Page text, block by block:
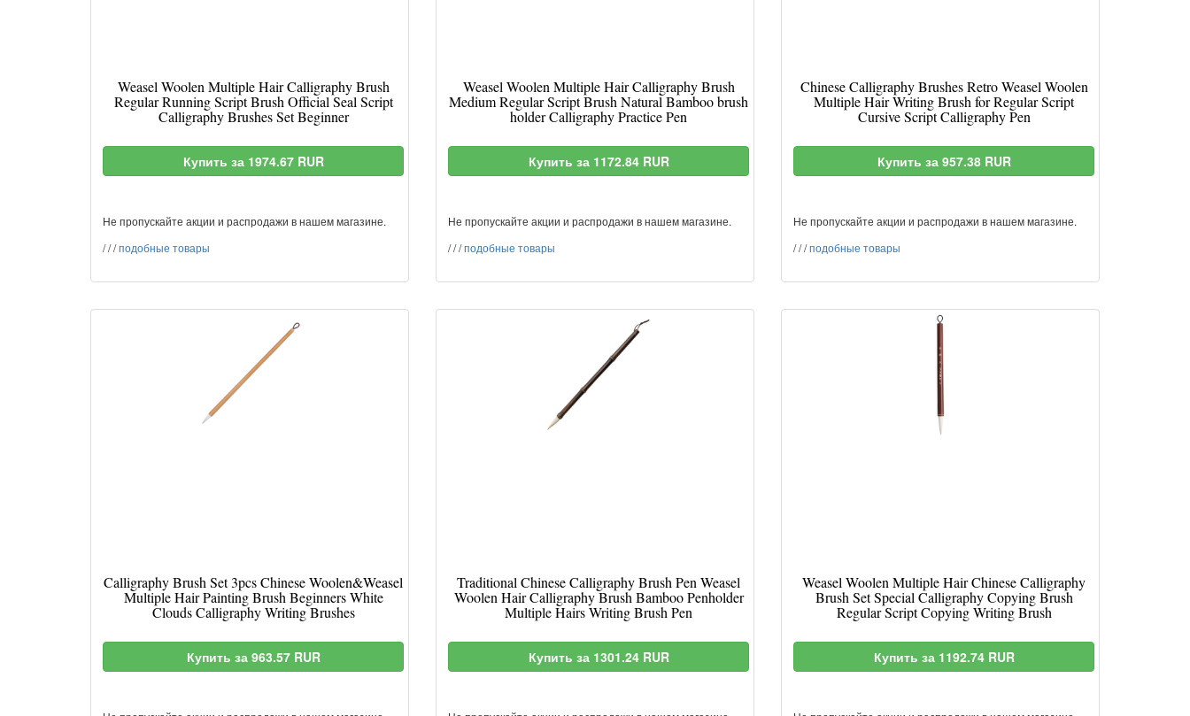
Weasel Woolen Multiple Hair Calligraphy Brush
Regular Running Script Brush Official Seal Script
Calligraphy Brushes Set Beginner
Купить за 1974.67 RUR
Не пропускайте акции и распродажи в нашем магазине.
///подобные товары
Weasel Woolen Multiple Hair Calligraphy Brush
Medium Regular Script Brush Natural Bamboo brush
holder Calligraphy Practice Pen
Купить за 1172.84 RUR
Не пропускайте акции и распродажи в нашем магазине.
///подобные товары
Chinese Calligraphy Brushes Retro Weasel Woolen
Multiple Hair Writing Brush for Regular Script
Cursive Script Calligraphy Pen
Купить за 957.38 RUR
Не пропускайте акции и распродажи в нашем магазине.
///подобные товары
Calligraphy Brush Set 3pcs Chinese Woolen&Weasel
Multiple Hair Painting Brush Beginners White
Clouds Calligraphy Writing Brushes
Купить за 963.57 RUR
Traditional Chinese Calligraphy Brush Pen Weasel
Woolen Hair Calligraphy Brush Bamboo Penholder
Multiple Hairs Writing Brush Pen
Купить за 1301.24 RUR
Weasel Woolen Multiple Hair Chinese Calligraphy
Brush Set Special Calligraphy Copying Brush
Regular Script Copying Writing Brush
Купить за 1192.74 RUR